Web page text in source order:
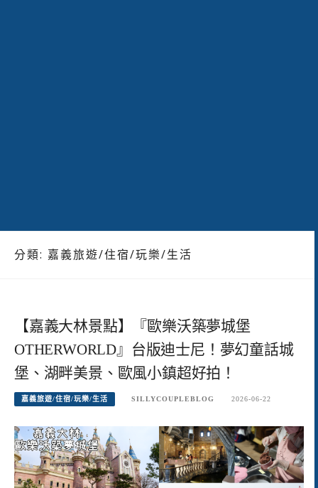
分類: 嘉義旅遊/住宿/玩樂/生活
【嘉義大林景點】『歐樂沃築夢城堡
OTHERWORLD』台版迪士尼！夢幻童話城
堡、湖畔美景、歐風小鎮超好拍！
嘉義旅遊/住宿/玩樂/生活 SILLYCOUPLEBLOG 2026-06-22